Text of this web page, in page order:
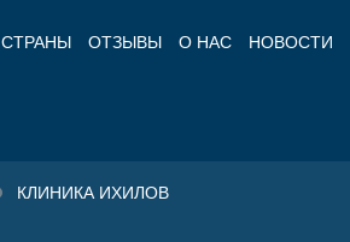
СТРАНЫ ОТЗЫВЫ О НАС НОВОСТИ
КЛИНИКА ИХИЛОВ